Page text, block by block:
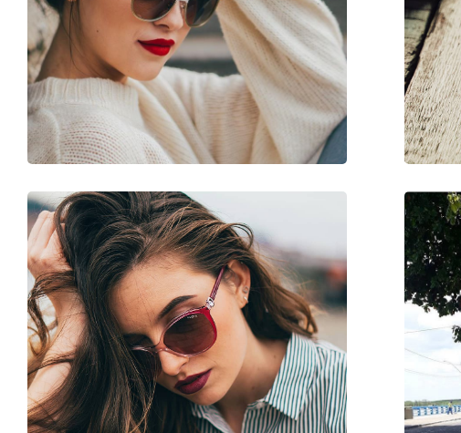
Μήκος βραχίονα:
135 mm
Γέφυρα:
14 mm
Βάρος:
40 γρ
Ρυθμιζόμενα μαξιλάρια μύτης:
Ναι
Αξεσουάρ
Παρέχονται με θήκη:
Ναι
Πανί καθαρισμού:
Ναι
Άλλα
Τύπος:
Γυναικεία
Κατηγορία:
Γυαλιά Ηλίου Επώνυμες
Μάρκα:
Vogue
Χρήση:
Μόδα
Κωδικός Προϊόντος / Μοντέλο:
0VO 4080S 50756F 58